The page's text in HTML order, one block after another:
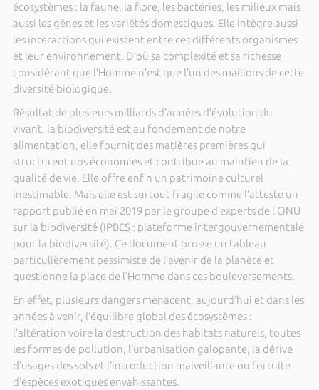
écosystèmes : la faune, la flore, les bactéries, les milieux mais
aussi les gènes et les variétés domestiques. Elle intègre aussi
les interactions qui existent entre ces différents organismes
et leur environnement. D’où sa complexité et sa richesse
considérant que l’Homme n’est que l’un des maillons de cette
diversité biologique.
Résultat de plusieurs milliards d’années d’évolution du
vivant, la biodiversité est au fondement de notre
alimentation, elle fournit des matières premières qui
structurent nos économies et contribue au maintien de la
qualité de vie. Elle offre enfin un patrimoine culturel
inestimable. Mais elle est surtout fragile comme l’atteste un
rapport publié en mai 2019 par le groupe d’experts de l’ONU
sur la biodiversité (IPBES : plateforme intergouvernementale
pour la biodiversité). Ce document brosse un tableau
particulièrement pessimiste de l’avenir de la planète et
questionne la place de l’Homme dans ces bouleversements.
En effet, plusieurs dangers menacent, aujourd’hui et dans les
années à venir, l’équilibre global des écosystèmes :
l’altération voire la destruction des habitats naturels, toutes
les formes de pollution, l’urbanisation galopante, la dérive
d’usages des sols et l’introduction malveillante ou fortuite
d’espèces exotiques envahissantes.